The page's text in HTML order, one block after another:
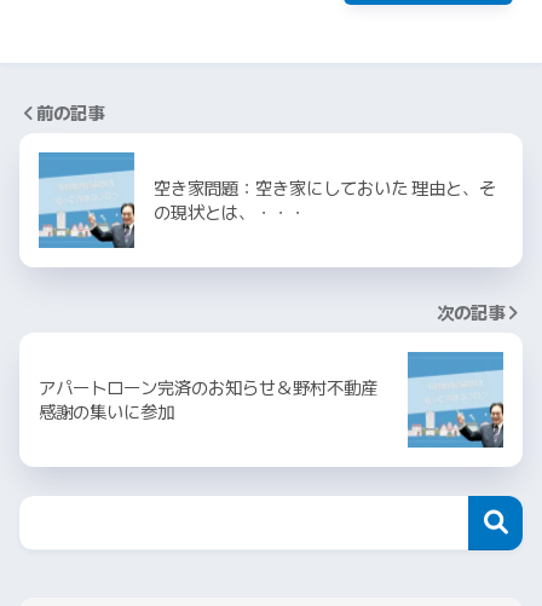
前の記事
空き家問題：空き家にしておいた 理由と、そ
の現状とは、・・・
次の記事
アパートローン完済のお知らせ＆野村不動産
感謝の集いに参加